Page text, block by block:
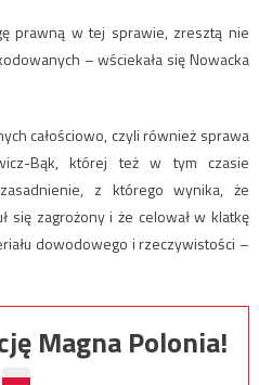
prawną w tej sprawie, zresztą nie
– wściekała się Nowacka
całościowo, czyli również sprawa
Bąk, której też w tym czasie
z którego wynika, że
się zagrożony i że celował w klatkę
dowodowego i rzeczywistości –
Magna Polonia!